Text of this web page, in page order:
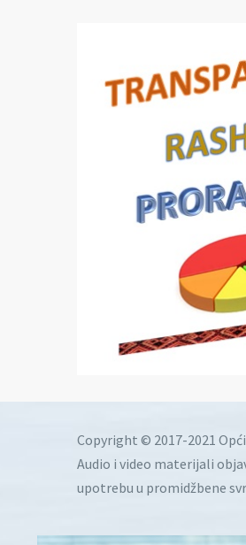
Copyright © 2017-2021
Audio i video materijali
upotrebu u promidžbene